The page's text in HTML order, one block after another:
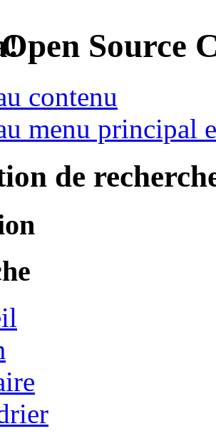
Open Source
contenu
menu principal
de